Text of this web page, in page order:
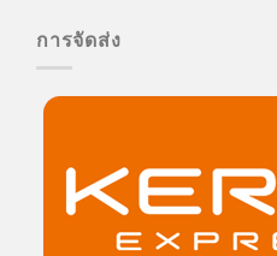
การจัดส่ง